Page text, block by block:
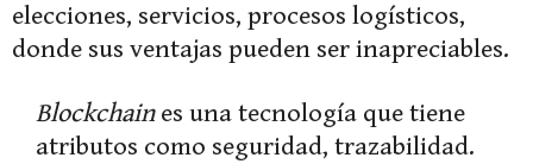
elecciones, servicios, procesos logísticos,
donde sus ventajas pueden ser inapreciables.
Blockchaines una tecnología que tiene
atributos como seguridad, trazabilidad.